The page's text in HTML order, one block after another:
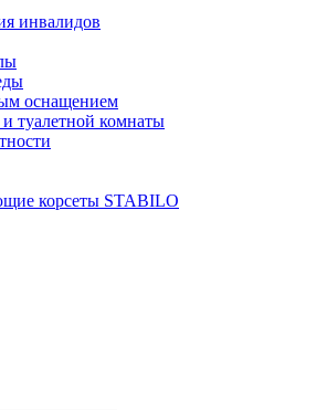
инвалидов
оснащением
туалетной комнаты
корсеты STABILO